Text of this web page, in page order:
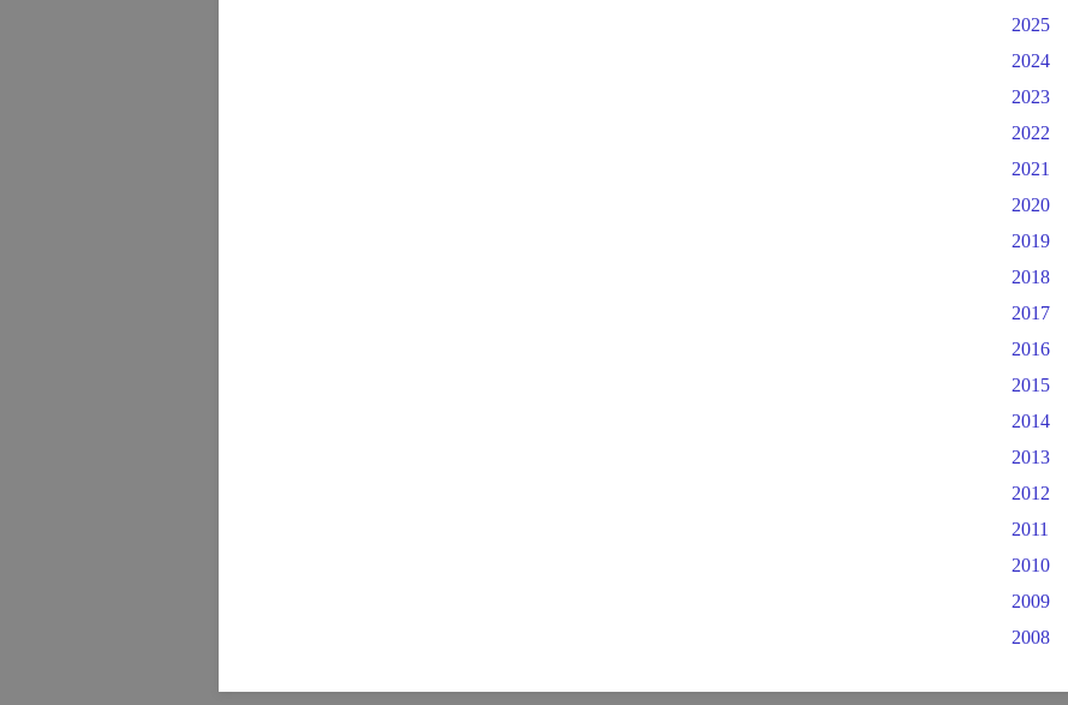
2025
2024
2023
2022
2021
2020
2019
2018
2017
2016
2015
2014
2013
2012
2011
2010
2009
2008